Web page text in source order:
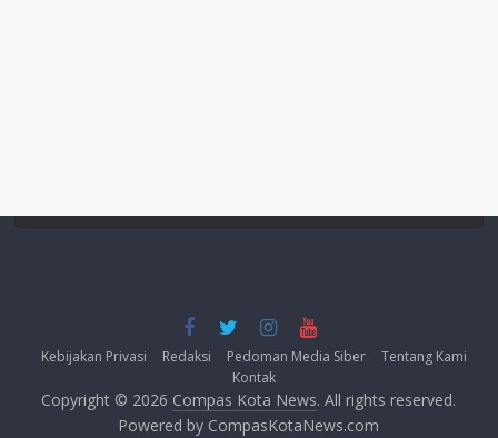
Kebijakan Privasi Redaksi Pedoman Media Siber
Tentang Kami
Kontak
Copyright © 2026 Compas Kota News. All rights reserved.
Powered by CompasKotaNews.com